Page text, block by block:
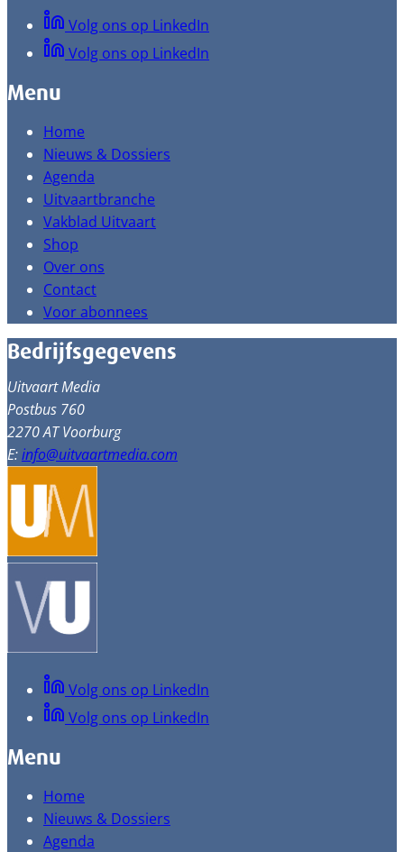
Volg ons op LinkedIn
Volg ons op LinkedIn
Menu
Home
Nieuws & Dossiers
Agenda
Uitvaartbranche
Vakblad Uitvaart
Shop
Over ons
Contact
Voor abonnees
Bedrijfsgegevens
Uitvaart Media
Postbus 760
2270 AT Voorburg
E:info@uitvaartmedia.com
Volg ons op LinkedIn
Volg ons op LinkedIn
Menu
Home
Nieuws & Dossiers
Agenda